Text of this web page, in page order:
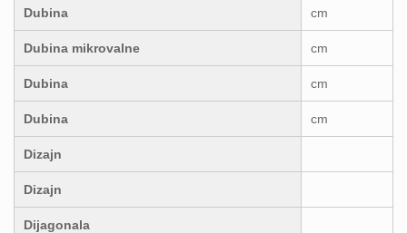
Dubina cm
Dubina mikrovalne cm
Dubina cm
Dubina cm
Dizajn
Dizajn
Dijagonala